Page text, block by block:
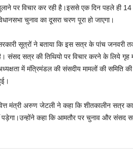
पर विचार कर रही है।इससे एक दिन पहले ही 14
चुनाव का दूसरा चरण पूरा हो जाएगा।
सूत्रों ने बताया कि इस सत्र के पांच जनवरी
संसद सत्र की तिथियो पर विचार करने के लिये गृह
में मंत्रिमंडल की संसदीय मामलों की समिति
मंत्री अरुण जेटली ने कहा कि शीतकालीन सत्र
पड़ेगा।उन्होंने कहा कि आमतौर पर चुनाव और संसद